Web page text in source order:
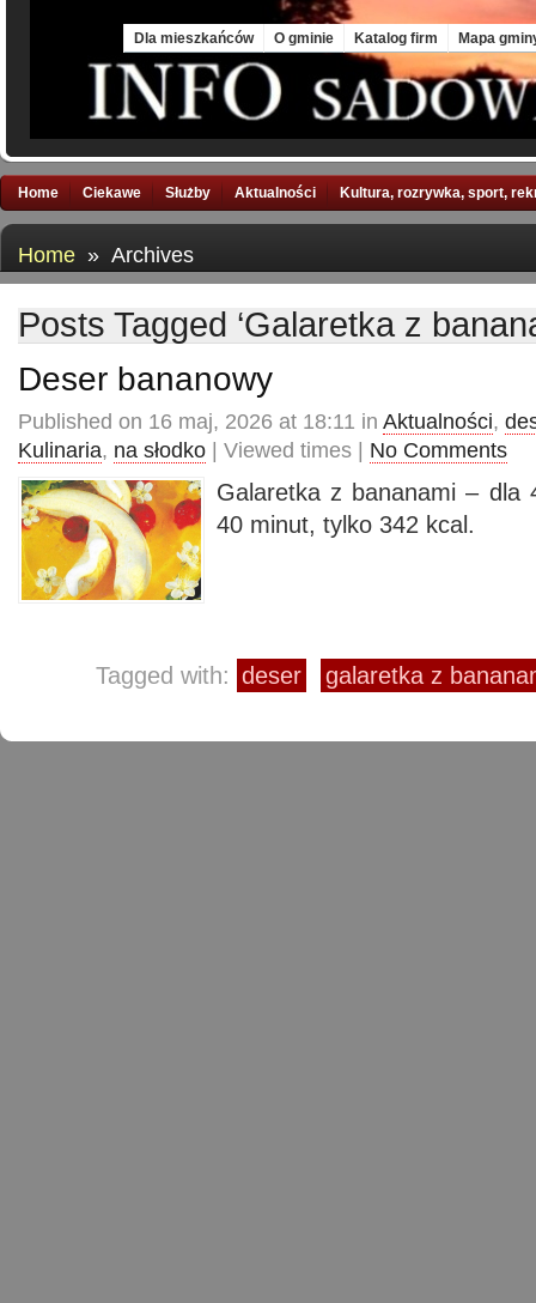
Dla mieszkańców O gminie Katalog firm Mapa
Home Ciekawe Służby Aktualności Kultura, rozrywka, sport,
Home » Archives
Posts Tagged ‘Galaretka z
Deser bananowy
Published on 16 maj, 2026 at 18:11 in Aktualności,
Kulinaria, na słodko | Viewed times | No Comments
Galaretka z bananami – dla
40 minut, tylko 342 kcal.
Tagged with: deser galaretka z